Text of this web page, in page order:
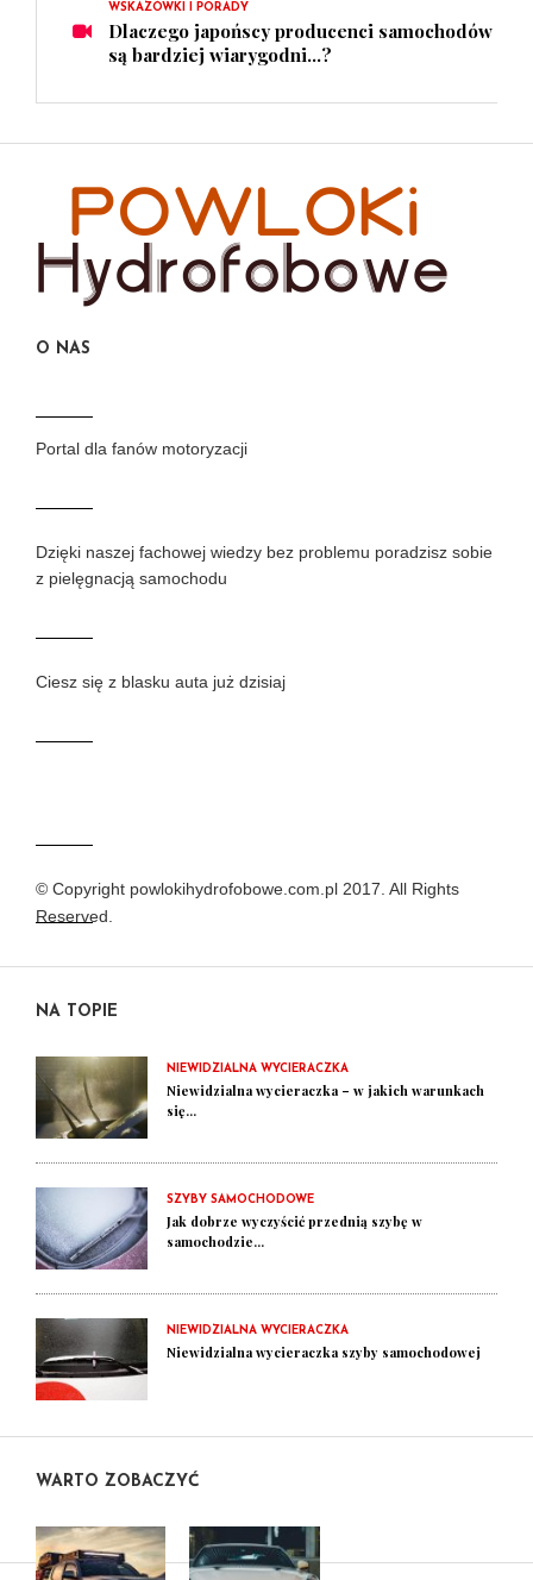
WSKAZÓWKI I PORADY
Dlaczego japońscy producenci samochodów
są bardziej wiarygodni...?
O NAS
Portal dla fanów motoryzacji
Dzięki naszej fachowej wiedzy bez problemu poradzisz sobie
z pielęgnacją samochodu
Ciesz się z blasku auta już dzisiaj
© Copyright powlokihydrofobowe.com.pl 2017. All Rights
Reserved.
NA TOPIE
NIEWIDZIALNA WYCIERACZKA
Niewidzialna wycieraczka – w jakich warunkach
się...
SZYBY SAMOCHODOWE
Jak dobrze wyczyścić przednią szybę w
samochodzie...
NIEWIDZIALNA WYCIERACZKA
Niewidzialna wycieraczka szyby samochodowej
WARTO ZOBACZYĆ